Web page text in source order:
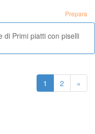
Prepara
di Primi piatti con piselli
1 2 »